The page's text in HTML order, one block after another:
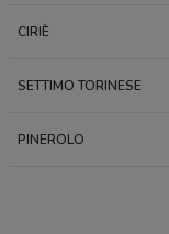
CIRIÈ
SETTIMO TORINESE
PINEROLO